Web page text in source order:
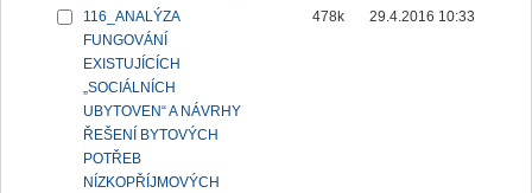
116_ANALÝZA
FUNGOVÁNÍ
EXISTUJÍCÍCH
„SOCIÁLNÍCH
UBYTOVEN“ A NÁVRHY
ŘEŠENÍ BYTOVÝCH
POTŘEB
NÍZKOPŘÍJMOVÝCH
478k 29.4.2016 10:33